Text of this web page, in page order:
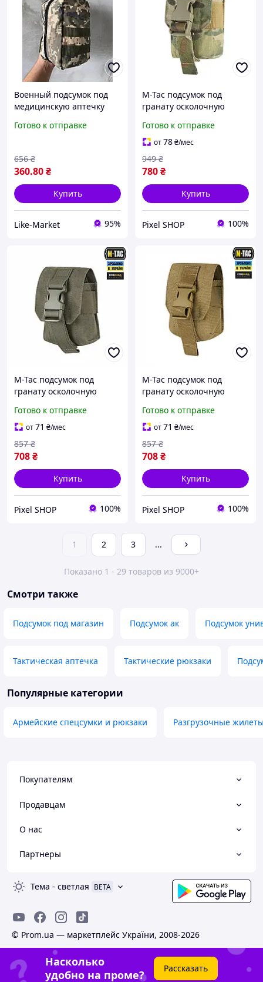
Военный подсумок под
медицинскую аптечку
LikeM
Готово к отправке
360.80₴
656 ₴
Купить
Like-Market 95%
M-Tac подсумок под
гранату осколочную
Multicam, военные
подсумки под гранаты
мультикам
Готово к отправке
от78₴/мес
780₴
949 ₴
Купить
Pixel SHOP 100%
M-Tac подсумок под
гранату осколочную
Green, военные подсумки
под гранаты
Готово к отправке
от71 ₴/мес
708₴
857 ₴
Купить
Pixel SHOP 100%
M-Tac подсумок под
гранату осколочную
военные подсумки под
гранаты
Готово к отправке
от71 ₴/мес
708₴
857 ₴
Купить
Pixel SHOP 100%
1 2 3 ...
Показано 1 - 29 товаров из 9000+
Смотри также
Подсумок под магазин Подсумок ак Подсумок
Тактическая аптечка Тактические рюкзаки
Популярные категории
Армейские спецсумки и рюкзаки Разгрузочные
Покупателям
Продавцам
О нас
Партнеры
Тема - светлая BETA
© Prom.ua — маркетплейс України, 2008-2026
Насколько
удобно на проме?
Рассказать